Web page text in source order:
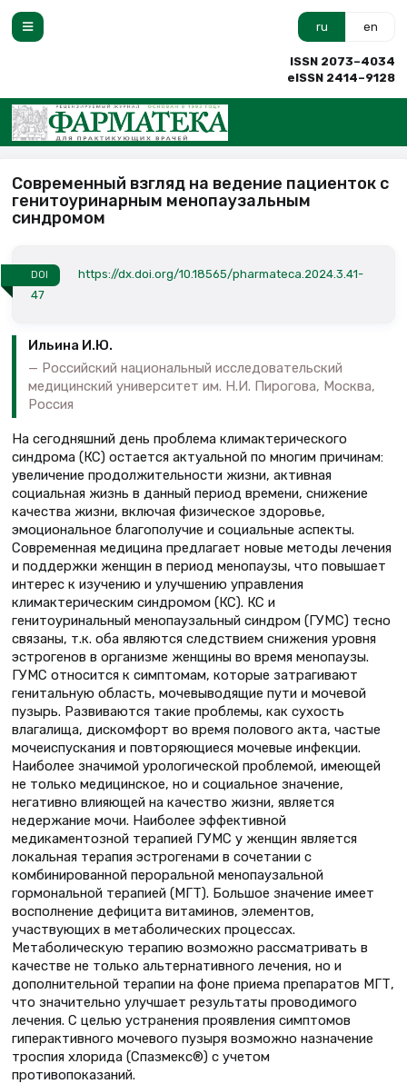
ru en
ISSN 2073–4034
eISSN 2414–9128
Современный взгляд на ведение пациенток с
генитоуринарным менопаузальным
синдромом
DOI
https://dx.doi.org/10.18565/pharmateca.2024.3.41-
47
Ильина И.Ю.
Российский национальный исследовательский
медицинский университет им. Н.И. Пирогова, Москва,
Россия
На сегодняшний день проблема климактерического
синдрома (КС) остается актуальной по многим причинам:
увеличение продолжительности жизни, активная
социальная жизнь в данный период времени, снижение
качества жизни, включая физическое здоровье,
эмоциональное благополучие и социальные аспекты.
Современная медицина предлагает новые методы лечения
и поддержки женщин в период менопаузы, что повышает
интерес к изучению и улучшению управления
климактерическим синдромом (КС). КС и
генитоуринальный менопаузальный синдром (ГУМС) тесно
связаны, т.к. оба являются следствием снижения уровня
эстрогенов в организме женщины во время менопаузы.
ГУМС относится к симптомам, которые затрагивают
генитальную область, мочевыводящие пути и мочевой
пузырь. Развиваются такие проблемы, как сухость
влагалища, дискомфорт во время полового акта, частые
мочеиспускания и повторяющиеся мочевые инфекции.
Наиболее значимой урологической проблемой, имеющей
не только медицинское, но и социальное значение,
негативно влияющей на качество жизни, является
недержание мочи. Наиболее эффективной
медикаментозной терапией ГУМС у женщин является
локальная терапия эстрогенами в сочетании с
комбинированной пероральной менопаузальной
гормональной терапией (МГТ). Большое значение имеет
восполнение дефицита витаминов, элементов,
участвующих в метаболических процессах.
Метаболическую терапию возможно рассматривать в
качестве не только альтернативного лечения, но и
дополнительной терапии на фоне приема препаратов МГТ,
что значительно улучшает результаты проводимого
лечения. С целью устранения проявления симптомов
гиперактивного мочевого пузыря возможно назначение
троспия хлорида (Спазмекс®) с учетом
противопоказаний.